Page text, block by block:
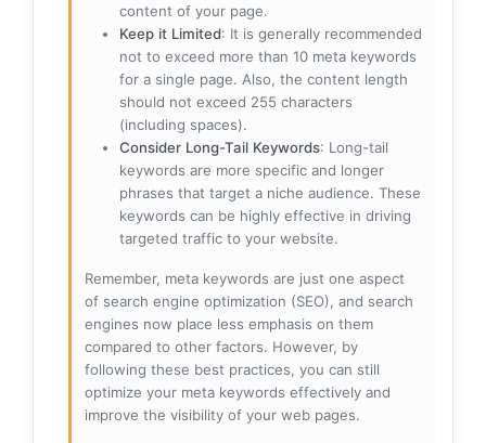
content of your page.
Keep it Limited: It is generally recommended
not to exceed more than 10 meta keywords
for a single page. Also, the content length
should not exceed 255 characters
(including spaces).
Consider Long-Tail Keywords: Long-tail
keywords are more specific and longer
phrases that target a niche audience. These
keywords can be highly effective in driving
targeted traffic to your website.
Remember, meta keywords are just one aspect
of search engine optimization (SEO), and search
engines now place less emphasis on them
compared to other factors. However, by
following these best practices, you can still
optimize your meta keywords effectively and
improve the visibility of your web pages.